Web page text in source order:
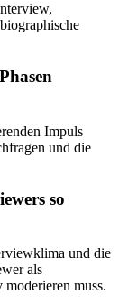
Impuls
und die
so
und die
als
muss.